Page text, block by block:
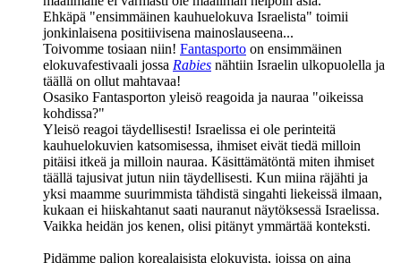
Ehkäpä "ensimmäinen kauhuelokuva Israelista" toimii
jonkinlaisena positiivisena mainoslauseena...
Toivomme tosiaan niin! Fantasporto on ensimmäinen
elokuvafestivaali jossa Rabies nähtiin Israelin ulkopuolella ja
täällä on ollut mahtavaa!
Osasiko Fantasporton yleisö reagoida ja nauraa "oikeissa
kohdissa?"
Yleisö reagoi täydellisesti! Israelissa ei ole perinteitä
kauhuelokuvien katsomisessa, ihmiset eivät tiedä milloin
pitäisi itkeä ja milloin nauraa. Käsittämätöntä miten ihmiset
täällä tajusivat jutun niin täydellisesti. Kun miina räjähti ja
yksi maamme suurimmista tähdistä singahti liekeissä ilmaan,
kukaan ei hiiskahtanut saati nauranut näytöksessä Israelissa.
Vaikka heidän jos kenen, olisi pitänyt ymmärtää konteksti.
Pidämme paljon korealaisista elokuvista, joissa on aina